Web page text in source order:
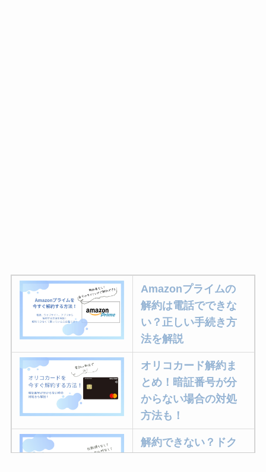
Amazonプライムの
解約は電話でできな
い？正しい手続き方
法を解説
オリコカード解約ま
とめ！暗証番号が分
からない場合の対処
方法も！
解約できない？ドク